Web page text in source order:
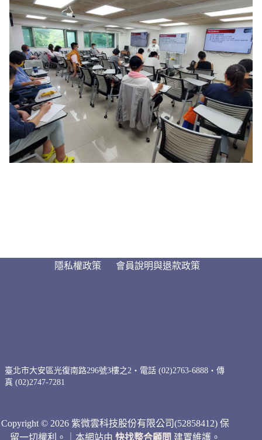
隱私權政策 會員說明與退款政策
臺北市大安區光復南路296號3樓之2・電話 (02)2763-6888・傳
真 (02)2747-7281
Copyright © 2026 紫微雲科技股份有限公司(52858412) 保
留一切權利。｜本網站由快找整合顧問 建置維護。